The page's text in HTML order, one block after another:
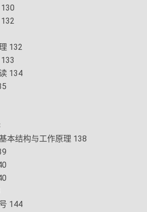
132
134
本结构与工作原理 138
144